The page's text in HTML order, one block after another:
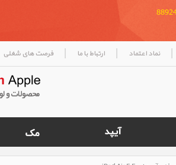
| نماد اعتماد | ارتباط با ما | فرصت های شغلی